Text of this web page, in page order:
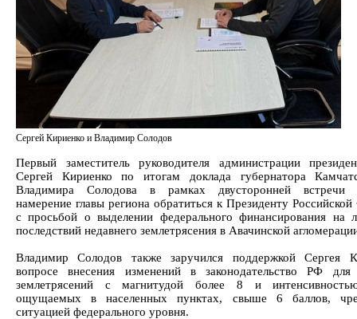
Сергей Кириенко и Владимир Солодов
Первый заместитель руководителя администрации
Сергей Кириенко по итогам доклада губернатора
Владимира Солодова в рамках двусторонней встречи
намерение главы региона обратиться к Президенту
с просьбой о выделении федерального финансирования на
последствий недавнего землетрясения в Авачинской
Владимир Солодов также заручился поддержкой Сергея
вопросе внесения изменений в законодательство РФ для
землетрясений с магнитудой более 8 и
ощущаемых в населенных пунктах, свыше 6 баллов,
ситуацией федерального уровня.